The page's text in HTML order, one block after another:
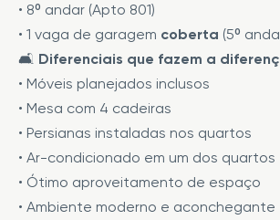
• 8º andar (Apto 801)
• 1 vaga de garagem coberta (5º
🛋️ Diferenciais que fazem a
• Móveis planejados inclusos
• Mesa com 4 cadeiras
• Persianas instaladas nos quartos
• Ar-condicionado em um dos quartos
• Ótimo aproveitamento de espaço
• Ambiente moderno e aconchegante